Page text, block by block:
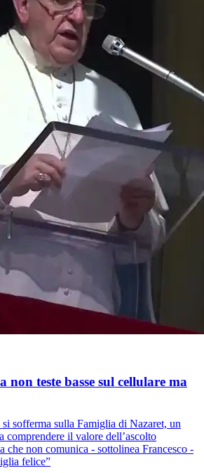
teste basse sul cellulare ma
sofferma sulla Famiglia di Nazaret, un
comprendere il valore dell’ascolto
che non comunica - sottolinea Francesco -
felice”